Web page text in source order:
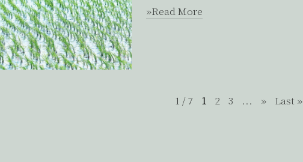
»Read More
1 / 7 1 2 3 ... » Last »